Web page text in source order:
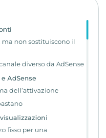
non sostituiscono il
diverso da AdSense
AdSense
dell’attivazione
fisso per una